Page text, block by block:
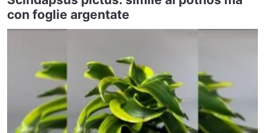
con foglie argentate